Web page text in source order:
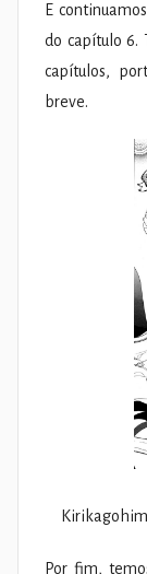
E
do capítulo 6.
capítulos,
breve.
Por fim,